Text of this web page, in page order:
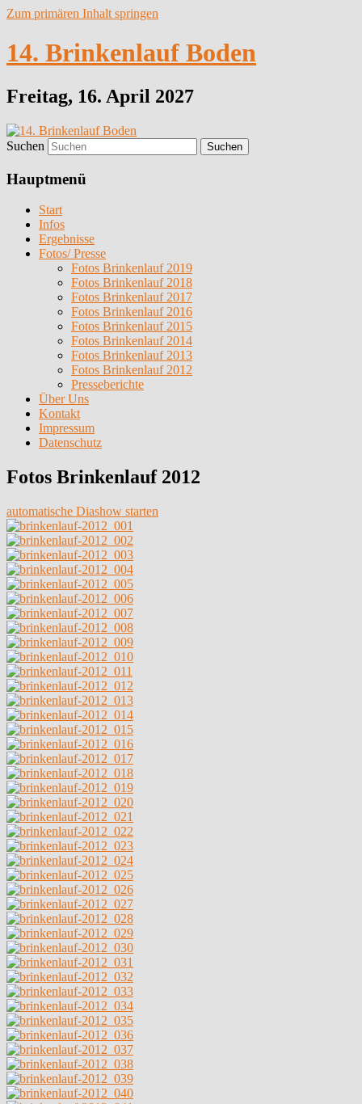
Zum primären Inhalt springen
14. Brinkenlauf Boden
Freitag, 16. April 2027
Suchen
Hauptmenü
Start
Infos
Ergebnisse
Fotos/ Presse
Fotos Brinkenlauf 2019
Fotos Brinkenlauf 2018
Fotos Brinkenlauf 2017
Fotos Brinkenlauf 2016
Fotos Brinkenlauf 2015
Fotos Brinkenlauf 2014
Fotos Brinkenlauf 2013
Fotos Brinkenlauf 2012
Presseberichte
Über Uns
Kontakt
Impressum
Datenschutz
Fotos Brinkenlauf 2012
automatische Diashow starten